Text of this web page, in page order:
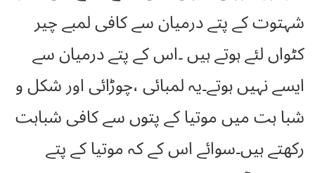
شہتوت کے پتے درمیان سے کافی لمبے چیر
کٹواں لئے ہوتے ہیں ۔اس کے پتے درمیان سے
ایسے نہیں ہوتے۔یہ لمبائی ،چوڑائی اور شکل و
شبا ہت میں موتیا کے پتوں سے کافی شباہت
رکھتے ہیں۔سوائے اس کے کہ موتیا کے پتے